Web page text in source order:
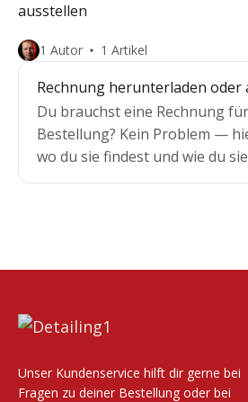
ausstellen
1 Autor 1 Artikel
Rechnung herunterladen oder
Du brauchst eine Rechnung
Bestellung? Kein Problem —
wo du sie findest und wie du
anfordern oder anpassen
Unser Kundenservice hilft dir gerne bei
Fragen zu deiner Bestellung oder bei